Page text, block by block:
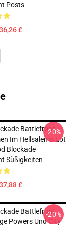
Posts
£
Battlefront
Im Hellsalems Lot
Blockade
Süßigkeiten
£
-20%
Battlefront
Powers Und City
-20%